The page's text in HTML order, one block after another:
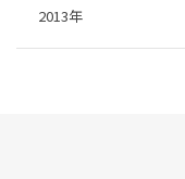
2013年